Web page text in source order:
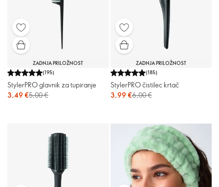
ZADNJA PRILOŽNOST
(195)
StylerPRO glavnik za tupiranje
3,49 €5,00 €
ZADNJA PRILOŽNOST
(185)
StylerPRO čistilec krtač
3,99 €6,00 €